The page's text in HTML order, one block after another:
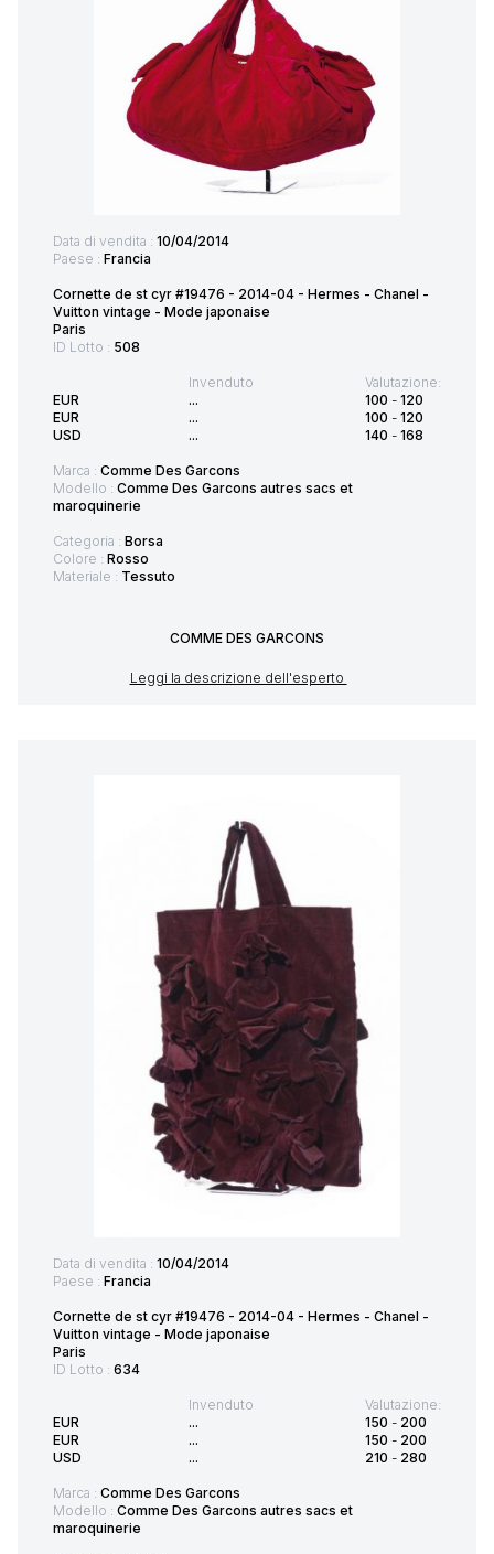
Data di vendita : 10/04/2014
Paese : Francia
Cornette de st cyr #19476 - 2014-04 - Hermes - Chanel -
Vuitton vintage - Mode japonaise
Paris
ID Lotto : 508
EUR
EUR
USD
Invenduto
...
...
...
Valutazione:
100 - 120
100 - 120
140 - 168
Marca : Comme Des Garcons
Modello : Comme Des Garcons autres sacs et
maroquinerie
Categoria : Borsa
Colore : Rosso
Materiale : Tessuto
COMME DES GARCONS
Leggi la descrizione dell'esperto
Data di vendita : 10/04/2014
Paese : Francia
Cornette de st cyr #19476 - 2014-04 - Hermes - Chanel -
Vuitton vintage - Mode japonaise
Paris
ID Lotto : 634
EUR
EUR
USD
Invenduto
...
...
...
Valutazione:
150 - 200
150 - 200
210 - 280
Marca : Comme Des Garcons
Modello : Comme Des Garcons autres sacs et
maroquinerie